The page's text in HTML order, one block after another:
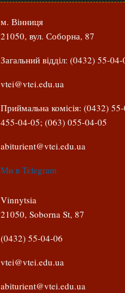
м. Вінниця
21050, вул. Соборна, 87
Загальний відділ: (0432) 55-04-
vtei@vtei.edu.ua
Приймальна комісія: (0432)
455-04-05; (063) 055-04-05
abiturient@vtei.edu.ua
Ми в Telegram
Vinnytsia
21050, Soborna St, 87
(0432) 55-04-06
vtei@vtei.edu.ua
abiturient@vtei.edu.ua